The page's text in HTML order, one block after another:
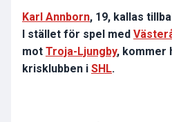
Karl Annborn, 19, kallas
I stället för spel med
mot Troja-Ljungby, kommer
krisklubben i SHL.